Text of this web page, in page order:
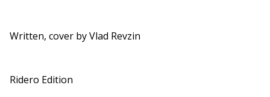
Written, cover by Vlad Revzin
Ridero Edition